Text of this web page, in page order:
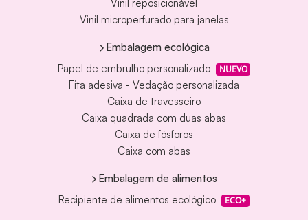
Vinil reposicionável
Vinil microperfurado para janelas
Embalagem ecológica
Papel de embrulho personalizado
NUEVO
Fita adesiva - Vedação personalizada
Caixa de travesseiro
Caixa quadrada com duas abas
Caixa de fósforos
Caixa com abas
Embalagem de alimentos
Recipiente de alimentos ecológico
ECO+